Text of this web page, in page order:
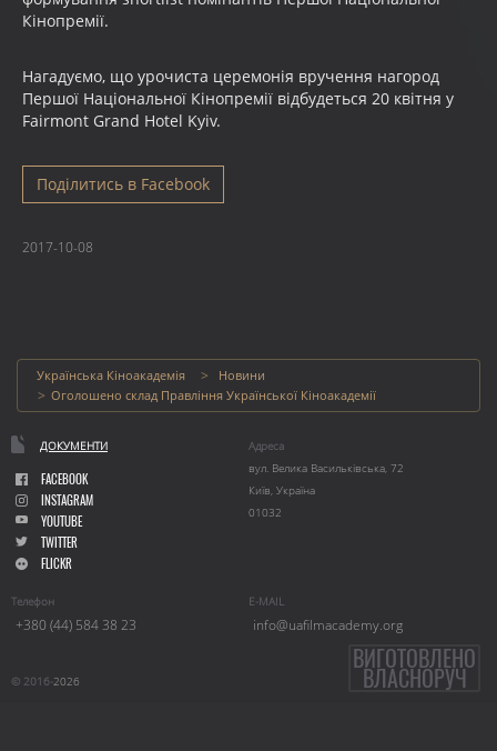
Кінопремії.
Нагадуємо, що урочиста церемонія вручення нагород
Першої Національної Кінопремії відбудеться 20 квітня у
Fairmont Grand Hotel Kyiv.
Поділитись в Facebook
2017-10-08
Українська Кіноакадемія
Новини
Оголошено склад Правління Української Кіноакадемії
© 2016-2026
ДОКУМЕНТИ
FACEBOOK
INSTAGRAM
YOUTUBE
TWITTER
FLICKR
Адреса
вул. Велика Васильківська, 72
Київ, Україна
01032
Телефон
+380 (44) 584 38 23
E-MAIL
info@uafilmacademy.org
ВИГОТОВЛЕНО
ВЛАСНОРУЧ